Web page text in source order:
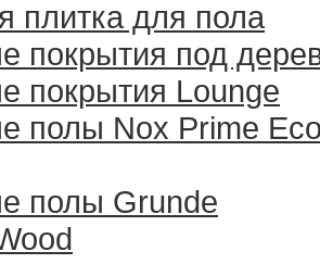
плитка для пола
покрытия под
покрытия Lounge
полы Nox Prime
полы Grunde